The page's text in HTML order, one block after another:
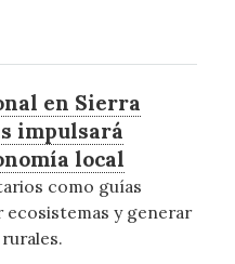
en Sierra
impulsará
local
como guías
y generar